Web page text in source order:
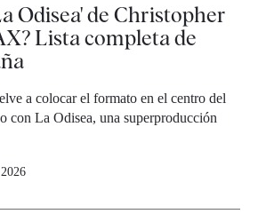
Odisea' de Christopher
Lista completa de
a colocar el formato en el centro del
con La Odisea, una superproducción